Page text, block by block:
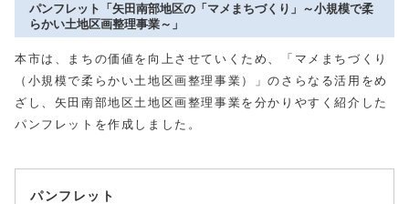
パンフレット「矢田南部地区の「マメまちづくり」～小規模で柔
らかい土地区画整理事業～」
本市は、まちの価値を向上させていくため、「マメまちづくり
（小規模で柔らかい土地区画整理事業）」のさらなる活用をめ
ざし、矢田南部地区土地区画整理事業を分かりやすく紹介した
パンフレットを作成しました。
パンフレット